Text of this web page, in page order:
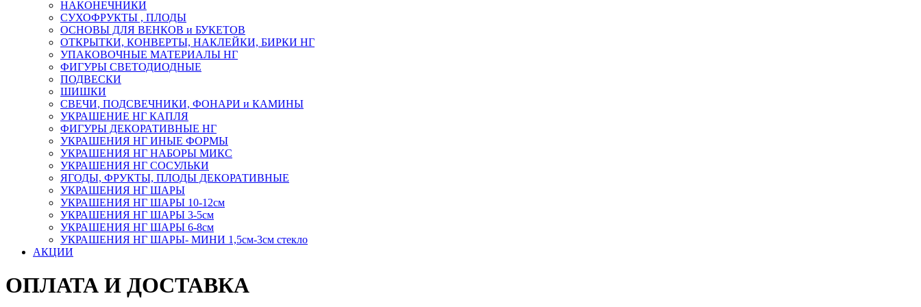
НАКОНЕЧНИКИ
СУХОФРУКТЫ , ПЛОДЫ
ОСНОВЫ ДЛЯ ВЕНКОВ и БУКЕТОВ
ОТКРЫТКИ, КОНВЕРТЫ, НАКЛЕЙКИ, БИРКИ НГ
УПАКОВОЧНЫЕ МАТЕРИАЛЫ НГ
ФИГУРЫ СВЕТОДИОДНЫЕ
ПОДВЕСКИ
ШИШКИ
СВЕЧИ, ПОДСВЕЧНИКИ, ФОНАРИ и КАМИНЫ
УКРАШЕНИЕ НГ КАПЛЯ
ФИГУРЫ ДЕКОРАТИВНЫЕ НГ
УКРАШЕНИЯ НГ ИНЫЕ ФОРМЫ
УКРАШЕНИЯ НГ НАБОРЫ МИКС
УКРАШЕНИЯ НГ СОСУЛЬКИ
ЯГОДЫ, ФРУКТЫ, ПЛОДЫ ДЕКОРАТИВНЫЕ
УКРАШЕНИЯ НГ ШАРЫ
УКРАШЕНИЯ НГ ШАРЫ 10-12см
УКРАШЕНИЯ НГ ШАРЫ 3-5см
УКРАШЕНИЯ НГ ШАРЫ 6-8см
УКРАШЕНИЯ НГ ШАРЫ- МИНИ 1,5см-3см стекло
АКЦИИ
ОПЛАТА И ДОСТАВКА